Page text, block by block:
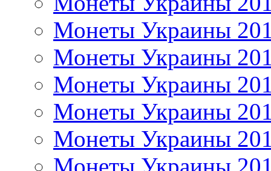
Монеты Украины
Монеты Украины
Монеты Украины
Монеты Украины
Монеты Украины